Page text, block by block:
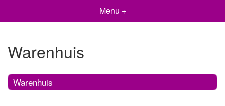
Menu +
Warenhuis
Warenhuis